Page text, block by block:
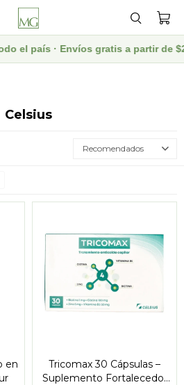
el país · Envíos gratis a partir de
Celsius
Recomendados
en
Tricomax 30 Cápsulas –
Suplemento Fortalecedor